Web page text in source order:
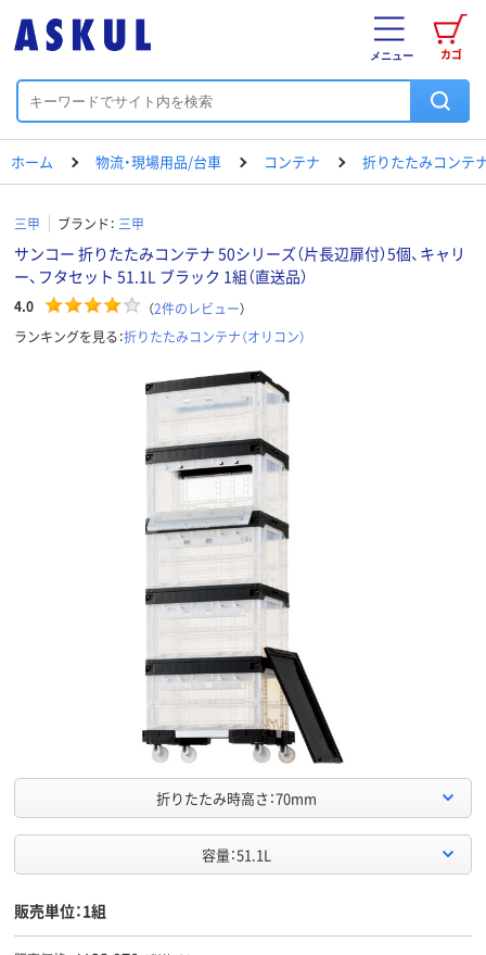
カゴ
メニュー
ホーム 物流・現場用品/台車 コンテナ 折りたたみコンテナ
三甲 ブランド： 三甲
サンコー 折りたたみコンテナ 50シリーズ（片長辺扉付）5個、キャリ
ー、フタセット 51.1L ブラック 1組（直送品）
4.0 （2件のレビュー）
ランキングを見る：折りたたみコンテナ（オリコン）
折りたたみ時高さ：70mm
容量：51.1L
販売単位：1組